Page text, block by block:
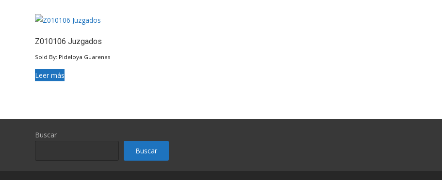
Z010106 Juzgados
Sold By: Pideloya Guarenas
Leer más
Buscar
Buscar